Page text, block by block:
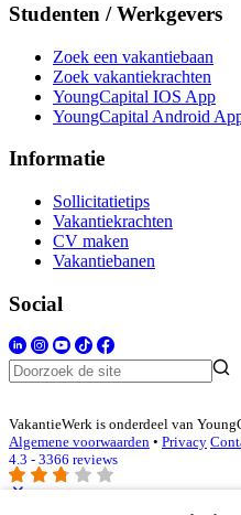
Studenten / Werkgevers
Zoek een vakantiebaan
Zoek vakantiekrachten
YoungCapital IOS App
YoungCapital Android
Informatie
Sollicitatietips
Vakantiekrachten
CV maken
Vakantiebanen
Social
VakantieWerk is onderdeel van
Algemene voorwaarden • Privacy
4.3 - 3366 reviews